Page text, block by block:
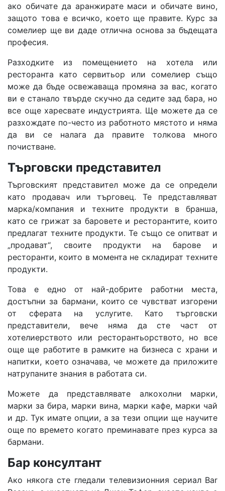
ако обичате да аранжирате маси и обичате вино,
защото това е всичко, което ще правите. Курс за
сомелиер ще ви даде отлична основа за бъдещата
професия.
Разходките из помещението на хотела или
ресторанта като сервитьор или сомелиер също
може да бъде освежаваща промяна за вас, когато
ви е станало твърде скучно да седите зад бара, но
все още харесвате индустрията. Ще можете да се
разхождате по-често из работното мястото и няма
да ви се налага да правите толкова много
почистване.
Търговски представител
Търговският представител може да се определи
като продавач или търговец. Те представляват
марка/компания и техните продукти в бранша,
като се грижат за баровете и ресторантите, които
предлагат техните продукти. Те също се опитват и
„продават“, своите продукти на барове и
ресторанти, които в момента не складират техните
продукти.
Това е едно от най-добрите работни места,
достъпни за бармани, които се чувстват изгорени
от сферата на услугите. Като търговски
представители, вече няма да сте част от
хотелиерството или ресторантьорството, но все
още ще работите в рамките на бизнеса с храни и
напитки, което означава, че можете да приложите
натрупаните знания в работата си.
Можете да представлявате алкохолни марки,
марки за бира, марки вина, марки кафе, марки чай
и др. Тук имате опции, а за тези опции ще научите
още по времето когато преминавате през курса за
бармани.
Бар консултант
Ако някога сте гледали телевизионния сериал Bar